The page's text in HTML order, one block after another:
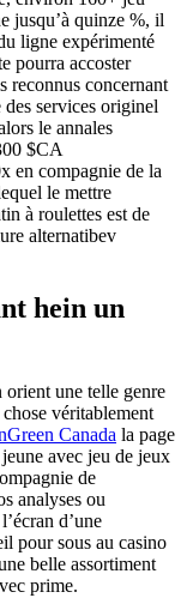
jusqu’à quinze %, il
ligne expérimenté
pourra accoster
reconnus concernant
services originel
le annales
$CA
en compagnie de la
le mettre
à roulettes est de
alternatibev
hein un
une telle genre
véritablement
Canada la page
avec jeu de jeux
de
analyses ou
d’une
pour sous au casino
belle assortiment
prime.